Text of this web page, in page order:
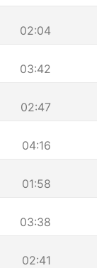
02:04
03:42
02:47
04:16
01:58
03:38
02:41